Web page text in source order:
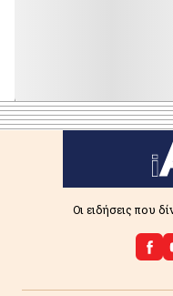
Οι ειδήσεις που